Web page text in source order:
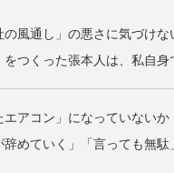
風通し」の悪さに気づけな
をつくった張本人は、私自身
アコン」になっていないか
辞めていく」「言っても無